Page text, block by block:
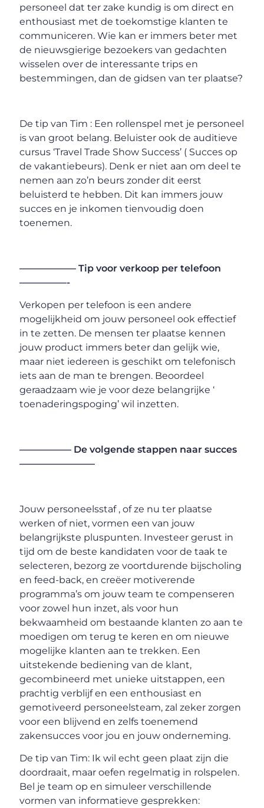
personeel dat ter zake kundig is om direct en
enthousiast met de toekomstige klanten te
communiceren. Wie kan er immers beter met
de nieuwsgierige bezoekers van gedachten
wisselen over de interessante trips en
bestemmingen, dan de gidsen van ter plaatse?
De tip van Tim : Een rollenspel met je personeel
is van groot belang. Beluister ook de auditieve
cursus ‘Travel Trade Show Success’ ( Succes op
de vakantiebeurs). Denk er niet aan om deel te
nemen aan zo’n beurs zonder dit eerst
beluisterd te hebben. Dit kan immers jouw
succes en je inkomen tienvoudig doen
toenemen.
—————— Tip voor verkoop per telefoon
—————-
Verkopen per telefoon is een andere
mogelijkheid om jouw personeel ook effectief
in te zetten. De mensen ter plaatse kennen
jouw product immers beter dan gelijk wie,
maar niet iedereen is geschikt om telefonisch
iets aan de man te brengen. Beoordeel
geraadzaam wie je voor deze belangrijke ‘
toenaderingspoging’ wil inzetten.
—————– De volgende stappen naar succes
————————
Jouw personeelsstaf , of ze nu ter plaatse
werken of niet, vormen een van jouw
belangrijkste pluspunten. Investeer gerust in
tijd om de beste kandidaten voor de taak te
selecteren, bezorg ze voortdurende bijscholing
en feed-back, en creëer motiverende
programma’s om jouw team te compenseren
voor zowel hun inzet, als voor hun
bekwaamheid om bestaande klanten zo aan te
moedigen om terug te keren en om nieuwe
mogelijke klanten aan te trekken. Een
uitstekende bediening van de klant,
gecombineerd met unieke uitstappen, een
prachtig verblijf en een enthousiast en
gemotiveerd personeelsteam, zal zeker zorgen
voor een blijvend en zelfs toenemend
zakensucces voor jou en jouw onderneming.
De tip van Tim: Ik wil echt geen plaat zijn die
doordraait, maar oefen regelmatig in rolspelen.
Bel je team op en simuleer verschillende
vormen van informatieve gesprekken: